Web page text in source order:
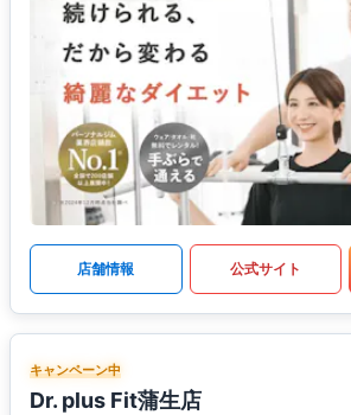
店舗情報 公式サイト
キャンペーン中
Dr. plus Fit蒲生店